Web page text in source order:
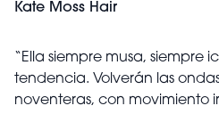
Kate Moss Hair
“Ella siempre musa, siempre
tendencia. Volverán las
noventeras, con movimiento